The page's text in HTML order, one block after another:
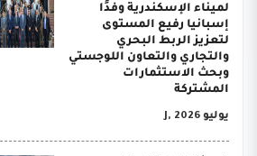
لميناء الإسكندرية وفدًا
إسبانيا رفيع المستوى
لتعزيز الربط البحري
والتجاري والتعاون اللوجستي
وبحث الاستثمارات
المشتركة
يوليو J, 2026